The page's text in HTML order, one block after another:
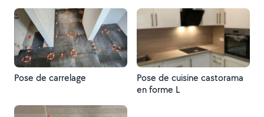
Pose de carrelage
Pose de cuisine castorama
en forme L